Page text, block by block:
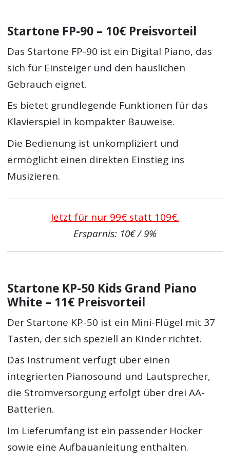
Startone FP-90 – 10€ Preisvorteil
Das Startone FP-90 ist ein Digital Piano, das
sich für Einsteiger und den häuslichen
Gebrauch eignet.
Es bietet grundlegende Funktionen für das
Klavierspiel in kompakter Bauweise.
Die Bedienung ist unkompliziert und
ermöglicht einen direkten Einstieg ins
Musizieren.
Jetzt für nur 99€ statt 109€.
Ersparnis: 10€ / 9%
Startone KP-50 Kids Grand Piano
White – 11€ Preisvorteil
Der Startone KP-50 ist ein Mini-Flügel mit 37
Tasten, der sich speziell an Kinder richtet.
Das Instrument verfügt über einen
integrierten Pianosound und Lautsprecher,
die Stromversorgung erfolgt über drei AA-
Batterien.
Im Lieferumfang ist ein passender Hocker
sowie eine Aufbauanleitung enthalten.